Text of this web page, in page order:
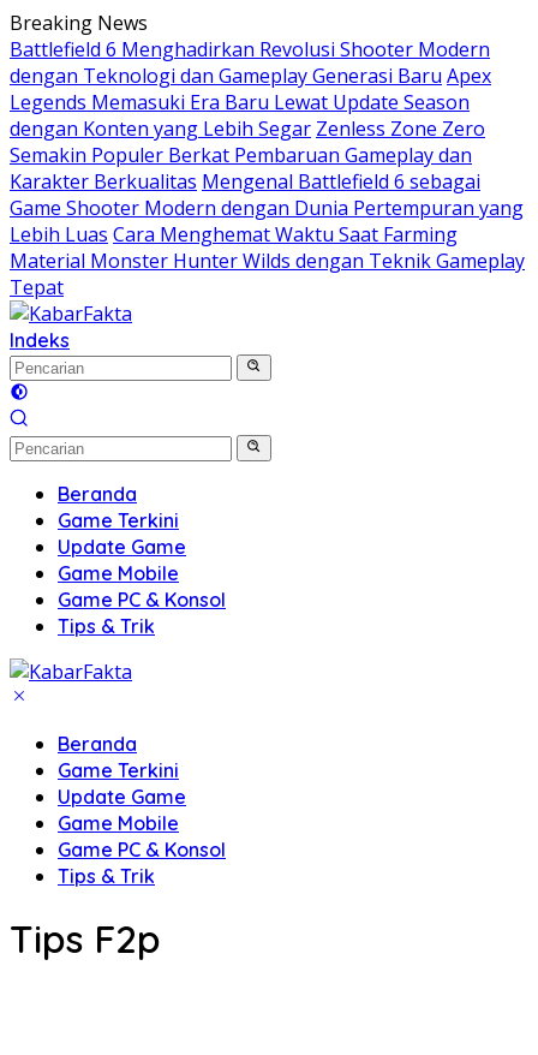
Langsung
ke
konten
Breaking News
Battlefield 6 Menghadirkan Revolusi Shooter Modern
dengan Teknologi dan Gameplay Generasi Baru Apex
Legends Memasuki Era Baru Lewat Update Season
dengan Konten yang Lebih Segar Zenless Zone Zero
Semakin Populer Berkat Pembaruan Gameplay dan
Karakter Berkualitas Mengenal Battlefield 6 sebagai
Game Shooter Modern dengan Dunia Pertempuran yang
Lebih Luas Cara Menghemat Waktu Saat Farming
Material Monster Hunter Wilds dengan Teknik Gameplay
Tepat
Indeks
Beranda
Game Terkini
Update Game
Game Mobile
Game PC & Konsol
Tips & Trik
Beranda
Game Terkini
Update Game
Game Mobile
Game PC & Konsol
Tips & Trik
Tips F2p